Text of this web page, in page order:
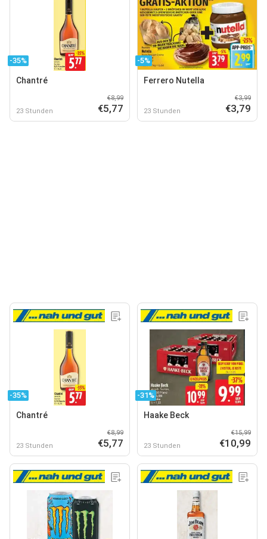
-35%
Chantré
23 Stunden
€8,99
€5,77
-5%
Ferrero Nutella
23 Stunden
€3,99
€3,79
-35%
Chantré
23 Stunden
€8,99
€5,77
-31%
Haake Beck
23 Stunden
€15,99
€10,99